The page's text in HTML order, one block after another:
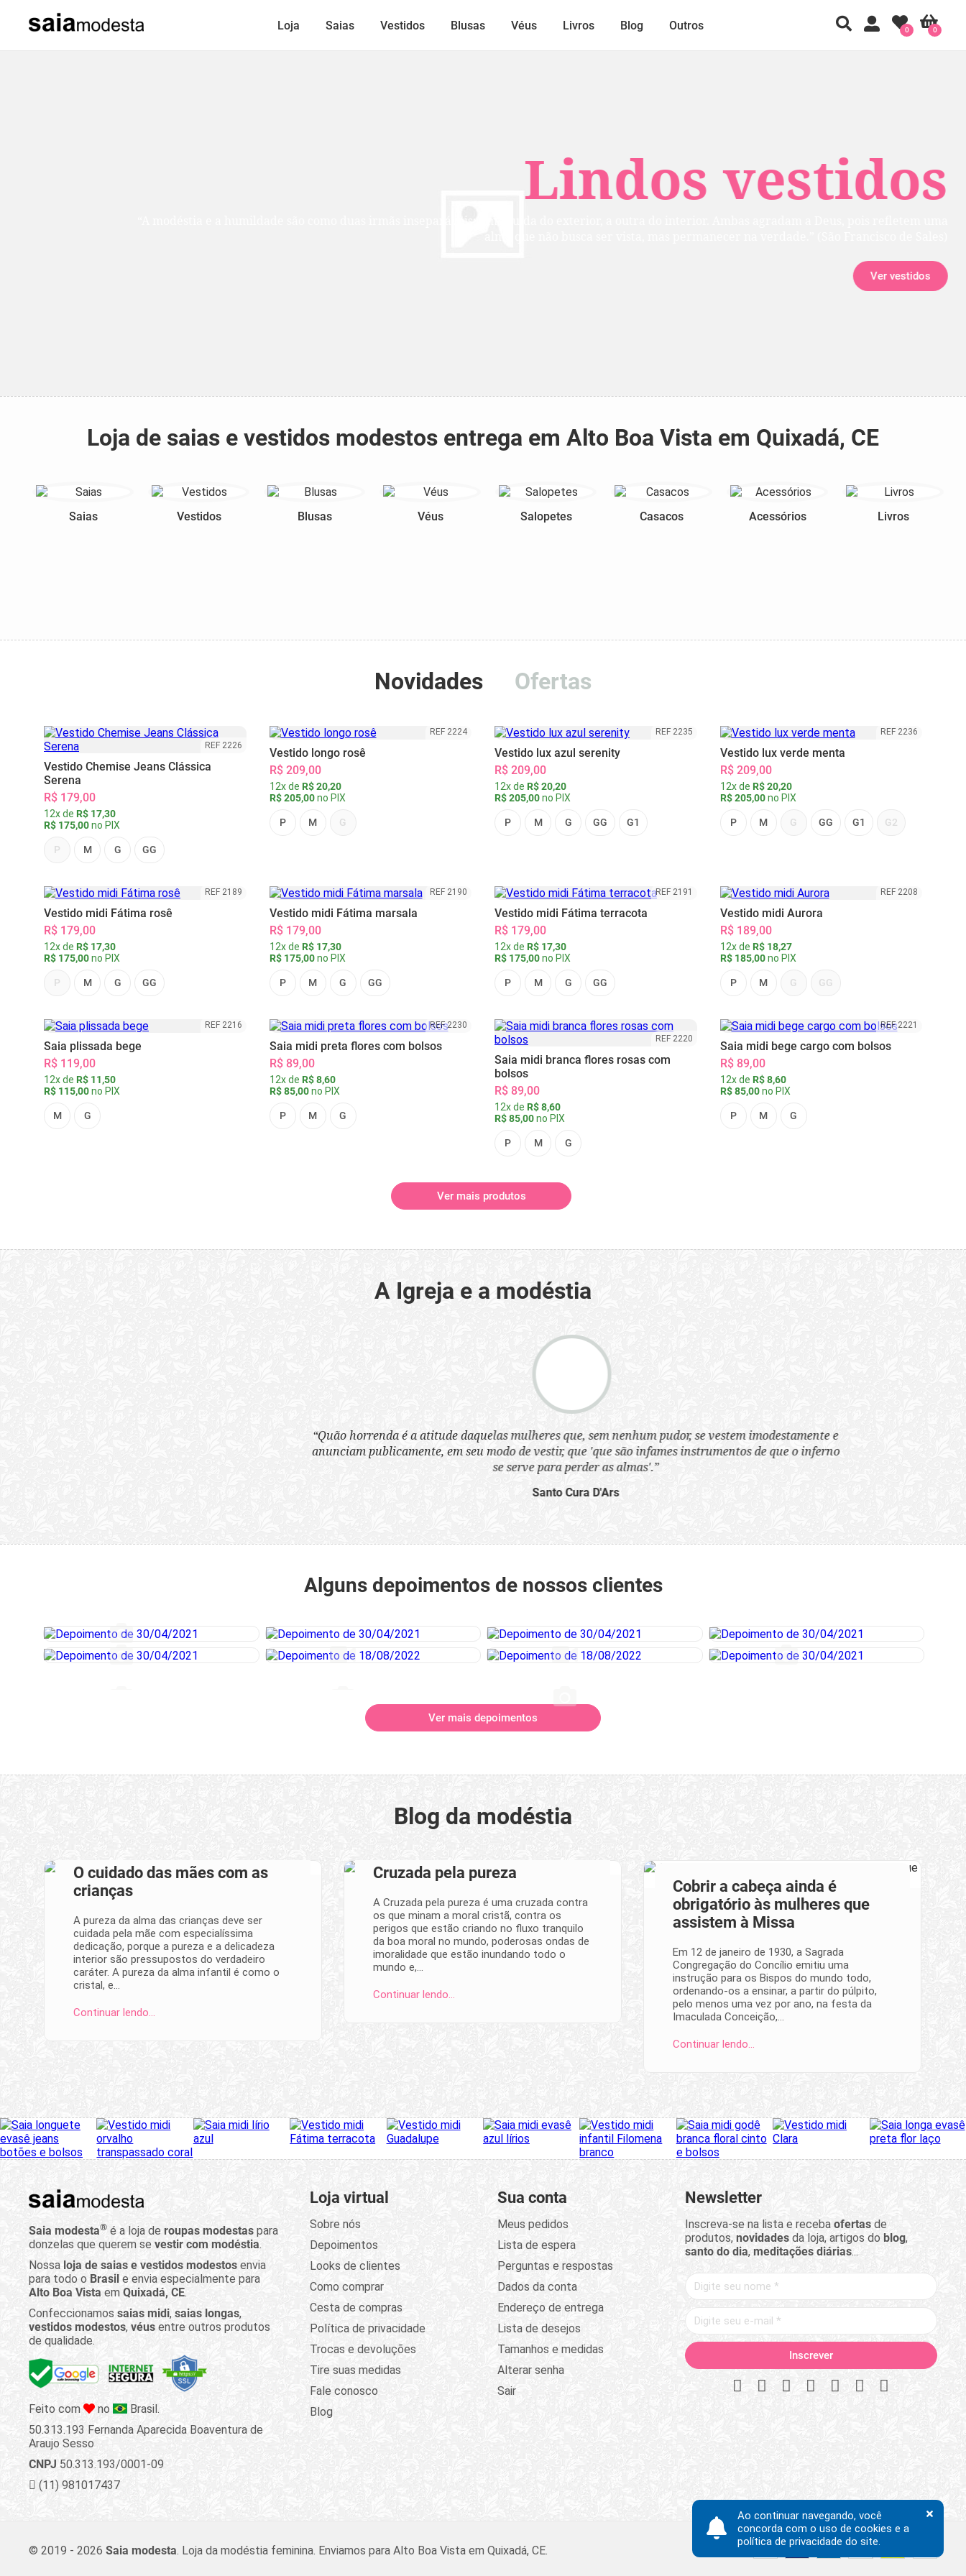
Lindos vestidos
Ver vestidos
Loja Saias Vestidos Blusas Véus Livros Blog Outros 0
0
Loja de saias e vestidos modestos entrega em Alto Boa Vista em Quixadá, CE
Saias Vestidos Blusas Véus Salopetes Casacos Acessórios Livros
Novidades Ofertas
REF 2226
Vestido Chemise Jeans Clássica
Serena
R$ 179,00
12x de R$ 17,30
R$ 175,00no PIX
P M G GG
REF 2224
Vestido longo rosê
R$ 209,00
12x de R$ 20,20
R$ 205,00no PIX
P M G
REF 2235
Vestido lux azul serenity
R$ 209,00
12x de R$ 20,20
R$ 205,00no PIX
P M G GG G1
REF 2236
Vestido lux verde menta
R$ 209,00
12x de R$ 20,20
R$ 205,00no PIX
P M G GG G1 G2
REF 2189
Vestido midi Fátima rosê
R$ 179,00
12x de R$ 17,30
R$ 175,00no PIX
P M G GG
REF 2190
Vestido midi Fátima marsala
R$ 179,00
12x de R$ 17,30
R$ 175,00no PIX
P M G GG
REF 2191
Vestido midi Fátima terracota
R$ 179,00
12x de R$ 17,30
R$ 175,00no PIX
P M G GG
REF 2208
Vestido midi Aurora
R$ 189,00
12x de R$ 18,27
R$ 185,00no PIX
P M G GG
REF 2216
Saia plissada bege
R$ 119,00
12x de R$ 11,50
R$ 115,00no PIX
M G
REF 2230
Saia midi preta flores com bolsos
R$ 89,00
12x de R$ 8,60
R$ 85,00no PIX
P M G
REF 2220
Saia midi branca flores rosas com
bolsos
R$ 89,00
12x de R$ 8,60
R$ 85,00no PIX
P M G
REF 2221
Saia midi bege cargo com bolsos
R$ 89,00
12x de R$ 8,60
R$ 85,00no PIX
P M G
Ver mais produtos
A Igreja e a modéstia
“Quão horrenda é a atitude daquelas mulheres que, sem nenhum pudor, se vestem imodestamente e
anunciam publicamente, em seu modo de vestir, que 'que são infames instrumentos de que o inferno
se serve para perder as almas'.”
Alguns depoimentos de nossos clientes
Ver mais depoimentos
Blog da modéstia
O cuidado das mães com as
crianças
A pureza da alma das crianças deve ser
cuidada pela mãe com especialíssima
dedicação, porque a pureza e a delicadeza
interior são pressupostos do verdadeiro
caráter. A pureza da alma infantil é como o
cristal, e…
Continuar lendo…
Cruzada pela pureza
A Cruzada pela pureza é uma cruzada contra
os que minam a moral cristã, contra os
perigos que estão criando no fluxo tranquilo
da boa moral no mundo, poderosas ondas de
imoralidade que estão inundando todo o
mundo e,…
Continuar lendo…
Cobrir a cabeça ainda é
obrigatório às mulheres que
assistem à Missa
Em 12 de janeiro de 1930, a Sagrada
Congregação do Concílio emitiu uma
instrução para os Bispos do mundo todo,
ordenando-os a ensinar, a partir do púlpito,
pelo menos uma vez por ano, na festa da
Imaculada Conceição,…
Continuar lendo…
Saia modesta® é a loja de roupas modestas para
donzelas que querem se vestir com modéstia.
Nossa loja de saias e vestidos modestos envia
para todo o Brasil e envia especialmente para
Alto Boa Vista em Quixadá, CE.
Confeccionamos saias midi, saias longas,
vestidos modestos, véus entre outros produtos
de qualidade.
Feito com no
Brasil.
50.313.193 Fernanda Aparecida Boaventura de
Araujo Sesso
CNPJ 50.313.193/0001-09
(11) 981017437
Loja virtual
Sobre nós
Depoimentos
Looks de clientes
Como comprar
Cesta de compras
Política de privacidade
Trocas e devoluções
Tire suas medidas
Fale conosco
Blog
Sua conta
Meus pedidos
Lista de espera
Perguntas e respostas
Dados da conta
Endereço de entrega
Lista de desejos
Tamanhos e medidas
Alterar senha
Sair
Newsletter
Inscreva-se na lista e receba ofertasde
produtos, novidadesda loja, artigos do blog,
santo do dia, meditações diárias...
© 2019 - 2026 Saia modesta. Loja da modéstia feminina. Enviamos para Alto Boa Vista em Quixadá, CE.
Ao continuar navegando, você
concorda com o uso de cookies e a
política de privacidade do site.